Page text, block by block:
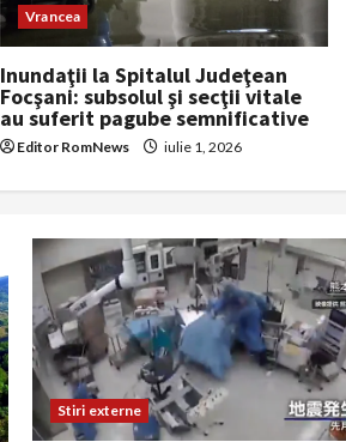
Vrancea
Inundaţii la Spitalul Judeţean
Focşani: subsolul şi secţii vitale
au suferit pagube semnificative
Editor RomNews iulie 1, 2026
Stiri externe